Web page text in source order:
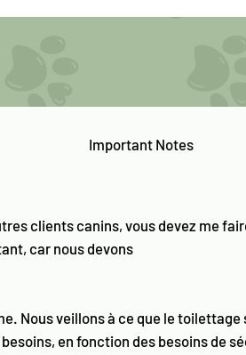
Important Notes
clients canins, vous devez me
car nous devons
Nous veillons à ce que le toilettage
en fonction des besoins de